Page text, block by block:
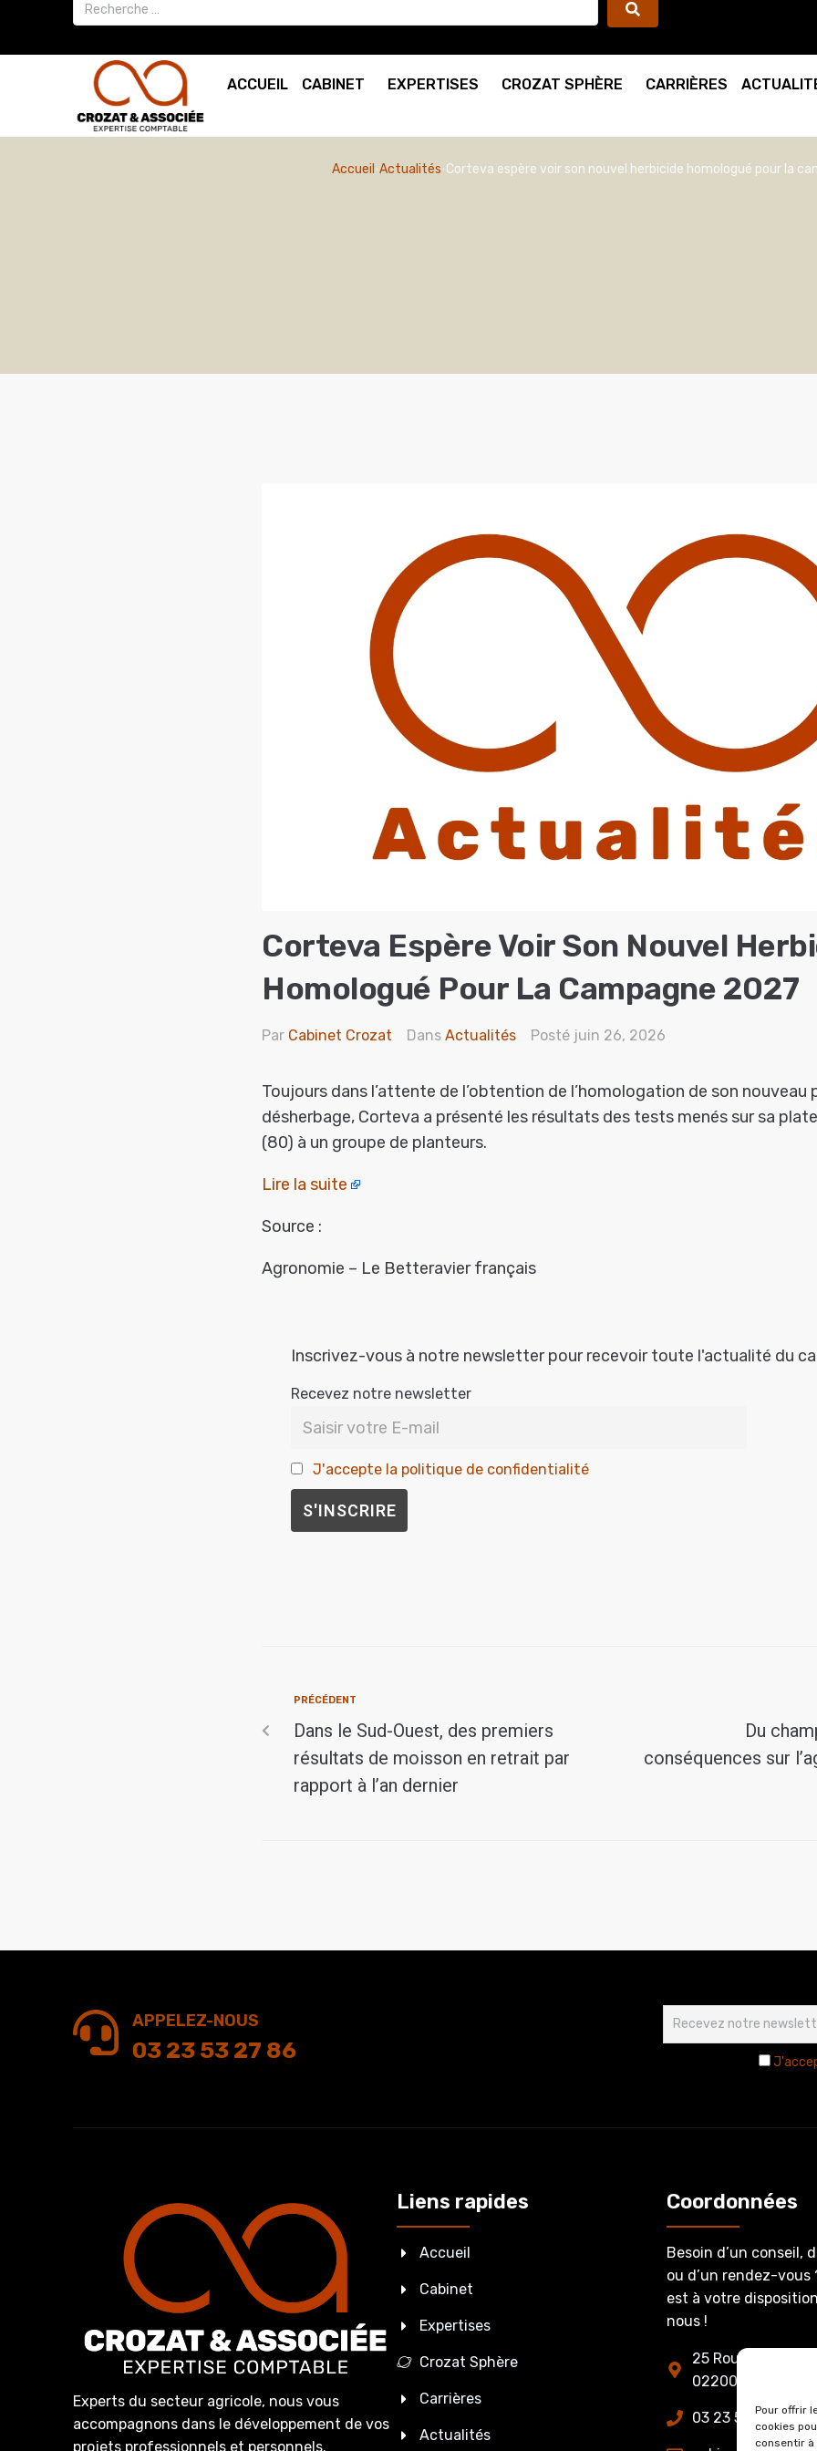
Pour offrir
cookies
consentir
ACCUEIL CABINET EXPERTISES CROZAT SPHÈRE CARRIÈRES
Accueil Actualités Corteva espère voir son nouvel herbicide homologué pour la
Corteva Espère Voir Son Nouvel
Homologué Pour La Campagne 2027
Par Cabinet Crozat Dans Actualités Posté juin 26, 2026
Toujours dans l’attente de l’obtention de l’homologation de son nouveau
désherbage, Corteva a présenté les résultats des tests menés sur sa
(80) à un groupe de planteurs.
Lire la suite
Source :
Agronomie – Le Betteravier français
Inscrivez-vous à notre newsletter pour recevoir toute l'actualité du
Recevez notre newsletter
J'accepte la politique de confidentialité
PRÉCÉDENT
Dans le Sud-Ouest, des premiers
résultats de moisson en retrait par
rapport à l’an dernier
Du
conséquences sur
APPELEZ-NOUS
03 23 53 27 86
Experts du secteur agricole, nous vous
accompagnons dans le développement de vos
projets professionnels et personnels.
Liens rapides
Accueil
Cabinet
Expertises
Crozat Sphère
Carrières
Actualités
Coordonnées
Besoin d’un conseil,
ou d’un rendez-vous
est à votre
nous !
25 Route de Fère-
02200 Belleu
03 23 53 27 86